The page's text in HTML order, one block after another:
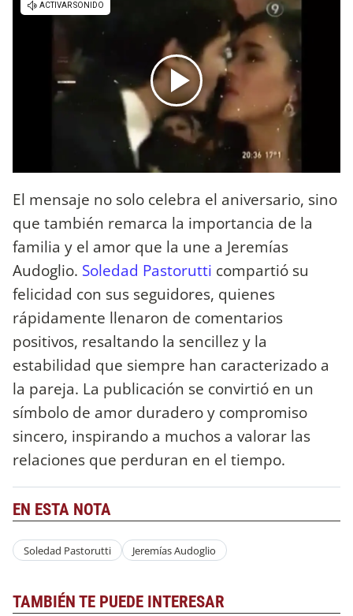
El mensaje no solo celebra el aniversario, sino
que también remarca la importancia de la
familia y el amor que la une a Jeremías
Audoglio. Soledad Pastorutti compartió su
felicidad con sus seguidores, quienes
rápidamente llenaron de comentarios
positivos, resaltando la sencillez y la
estabilidad que siempre han caracterizado a
la pareja. La publicación se convirtió en un
símbolo de amor duradero y compromiso
sincero, inspirando a muchos a valorar las
relaciones que perduran en el tiempo.
EN ESTA NOTA
Soledad Pastorutti Jeremías Audoglio
TAMBIÉN TE PUEDE INTERESAR